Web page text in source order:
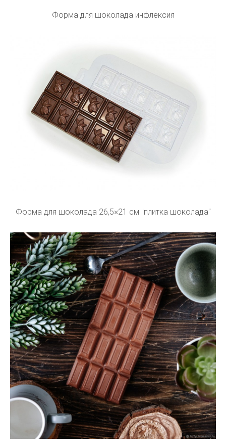
Форма для шоколада инфлексия
Форма для шоколада 26,5×21 см "плитка шоколада"